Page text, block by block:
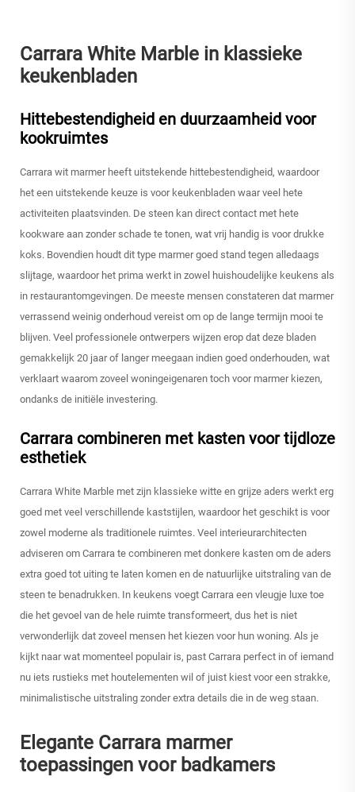
Carrara White Marble in klassieke
keukenbladen
Hittebestendigheid en duurzaamheid voor
kookruimtes
Carrara wit marmer heeft uitstekende hittebestendigheid, waardoor
het een uitstekende keuze is voor keukenbladen waar veel hete
activiteiten plaatsvinden. De steen kan direct contact met hete
kookware aan zonder schade te tonen, wat vrij handig is voor drukke
koks. Bovendien houdt dit type marmer goed stand tegen alledaags
slijtage, waardoor het prima werkt in zowel huishoudelijke keukens als
in restaurantomgevingen. De meeste mensen constateren dat marmer
verrassend weinig onderhoud vereist om op de lange termijn mooi te
blijven. Veel professionele ontwerpers wijzen erop dat deze bladen
gemakkelijk 20 jaar of langer meegaan indien goed onderhouden, wat
verklaart waarom zoveel woningeigenaren toch voor marmer kiezen,
ondanks de initiële investering.
Carrara combineren met kasten voor tijdloze
esthetiek
Carrara White Marble met zijn klassieke witte en grijze aders werkt erg
goed met veel verschillende kaststijlen, waardoor het geschikt is voor
zowel moderne als traditionele ruimtes. Veel interieurarchitecten
adviseren om Carrara te combineren met donkere kasten om de aders
extra goed tot uiting te laten komen en de natuurlijke uitstraling van de
steen te benadrukken. In keukens voegt Carrara een vleugje luxe toe
die het gevoel van de hele ruimte transformeert, dus het is niet
verwonderlijk dat zoveel mensen het kiezen voor hun woning. Als je
kijkt naar wat momenteel populair is, past Carrara perfect in of iemand
nu iets rustieks met houtelementen wil of juist kiest voor een strakke,
minimalistische uitstraling zonder extra details die in de weg staan.
Elegante Carrara marmer
toepassingen voor badkamers